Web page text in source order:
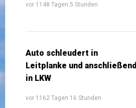
vor 1148 Tagen 5 Stunden
Auto schleudert in
Leitplanke und anschließend
in LKW
vor 1162 Tagen 16 Stunden